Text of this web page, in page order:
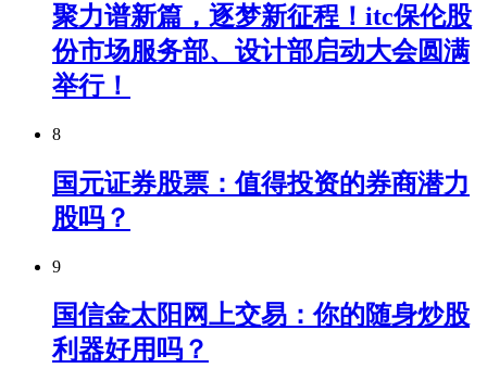
聚力谱新篇，逐梦新征程！itc保伦股
份市场服务部、设计部启动大会圆满
举行！
8
国元证券股票：值得投资的券商潜力
股吗？
9
国信金太阳网上交易：你的随身炒股
利器好用吗？